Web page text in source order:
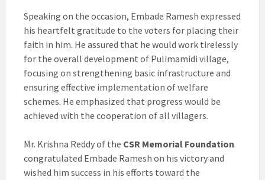
Speaking on the occasion, Embade Ramesh expressed
his heartfelt gratitude to the voters for placing their
faith in him. He assured that he would work tirelessly
for the overall development of Pulimamidi village,
focusing on strengthening basic infrastructure and
ensuring effective implementation of welfare
schemes. He emphasized that progress would be
achieved with the cooperation of all villagers.
Mr. Krishna Reddy of the CSR Memorial Foundation
congratulated Embade Ramesh on his victory and
wished him success in his efforts toward the